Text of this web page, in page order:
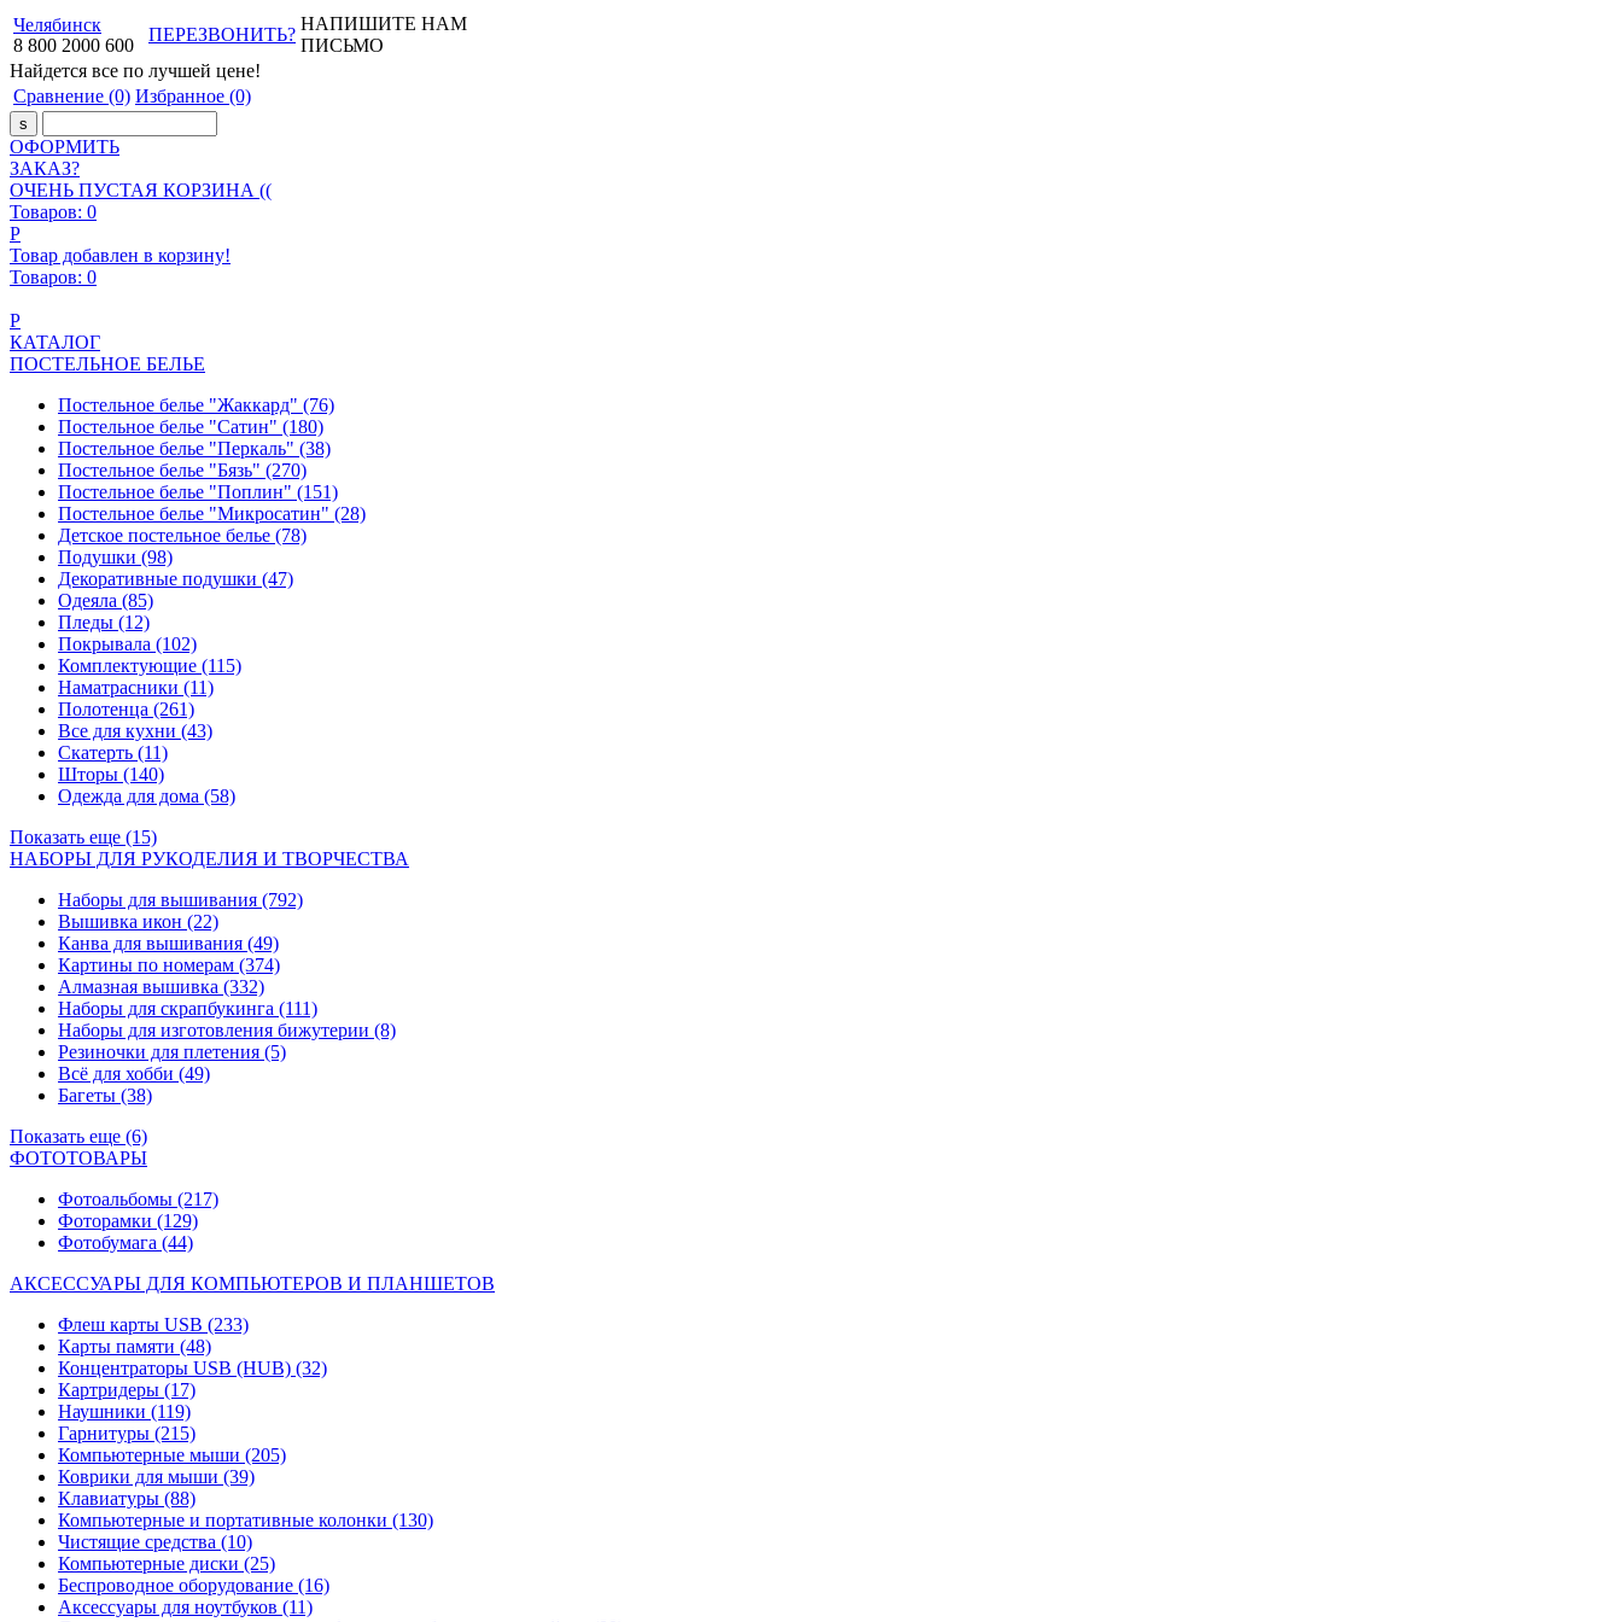
Челябинск
8 800 2000 600
ПЕРЕЗВОНИТЬ?
НАПИШИТЕ НАМ
ПИСЬМО
Найдется все по лучшей цене!
Сравнение (0) Избранное (0)
ОФОРМИТЬ
ЗАКАЗ?
ОЧЕНЬ ПУСТАЯ КОРЗИНА ((
Товаров: 0
Р
Товар добавлен в корзину!
Товаров: 0
Р
КАТАЛОГ
ПОСТЕЛЬНОЕ БЕЛЬЕ
Постельное белье "Жаккард" (76)
Постельное белье "Сатин" (180)
Постельное белье "Перкаль" (38)
Постельное белье "Бязь" (270)
Постельное белье "Поплин" (151)
Постельное белье "Микросатин" (28)
Детское постельное белье (78)
Подушки (98)
Декоративные подушки (47)
Одеяла (85)
Пледы (12)
Покрывала (102)
Комплектующие (115)
Наматрасники (11)
Полотенца (261)
Все для кухни (43)
Скатерть (11)
Шторы (140)
Одежда для дома (58)
Показать еще (15)
НАБОРЫ ДЛЯ РУКОДЕЛИЯ И ТВОРЧЕСТВА
Наборы для вышивания (792)
Вышивка икон (22)
Канва для вышивания (49)
Картины по номерам (374)
Алмазная вышивка (332)
Наборы для скрапбукинга (111)
Наборы для изготовления бижутерии (8)
Резиночки для плетения (5)
Всё для хобби (49)
Багеты (38)
Показать еще (6)
ФОТОТОВАРЫ
Фотоальбомы (217)
Фоторамки (129)
Фотобумага (44)
АКСЕССУАРЫ ДЛЯ КОМПЬЮТЕРОВ И ПЛАНШЕТОВ
Флеш карты USB (233)
Карты памяти (48)
Концентраторы USB (HUB) (32)
Картридеры (17)
Наушники (119)
Гарнитуры (215)
Компьютерные мыши (205)
Коврики для мыши (39)
Клавиатуры (88)
Компьютерные и портативные колонки (130)
Чистящие средства (10)
Компьютерные диски (25)
Беспроводное оборудование (16)
Аксессуары для ноутбуков (11)